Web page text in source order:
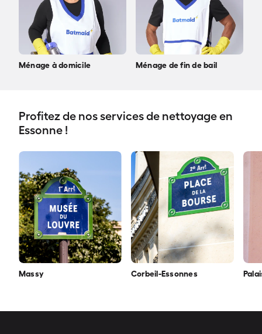
Ménage à domicile Ménage de fin de bail
Profitez de nos services de nettoyage en
Essonne !
Massy Corbeil-Essonnes